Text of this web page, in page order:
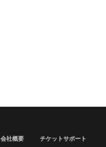
会社概要 チケットサポート